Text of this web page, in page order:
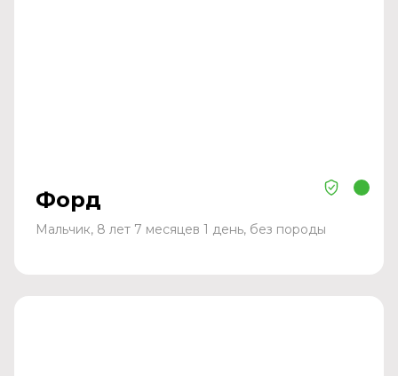
Форд
Мальчик, 8 лет 7 месяцев 1 день, без породы